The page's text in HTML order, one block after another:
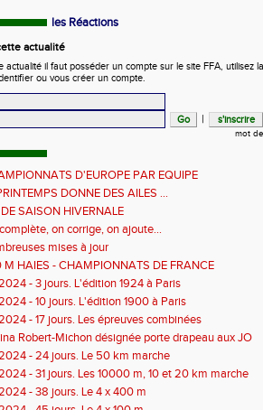
les Réactions
actualité
actualité il faut posséder un compte sur le site FFA, utilisez
ou vous créer un compte.
|
mot
D'EUROPE PAR EQUIPE
DONNE DES AILES ...
SAISON HIVERNALE
on corrige, on ajoute...
mises à jour
M HAIES - CHAMPIONNATS DE FRANCE
- 3 jours. L'édition 1924 à Paris
- 10 jours. L'édition 1900 à Paris
- 17 jours. Les épreuves combinées
Robert-Michon désignée porte drapeau aux JO
- 24 jours. Le 50 km marche
- 31 jours. Les 10000 m, 10 et 20 km marche
- 38 jours. Le 4 x 400 m